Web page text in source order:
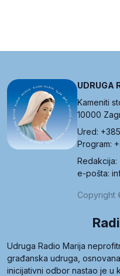
UDRUGA
Kameniti
10000
Ured:
Program:
Redakcija:
e-pošta:
Copyright
Udruga Radio Marija
građanska udruga,
inicijativni odbor nastao je u